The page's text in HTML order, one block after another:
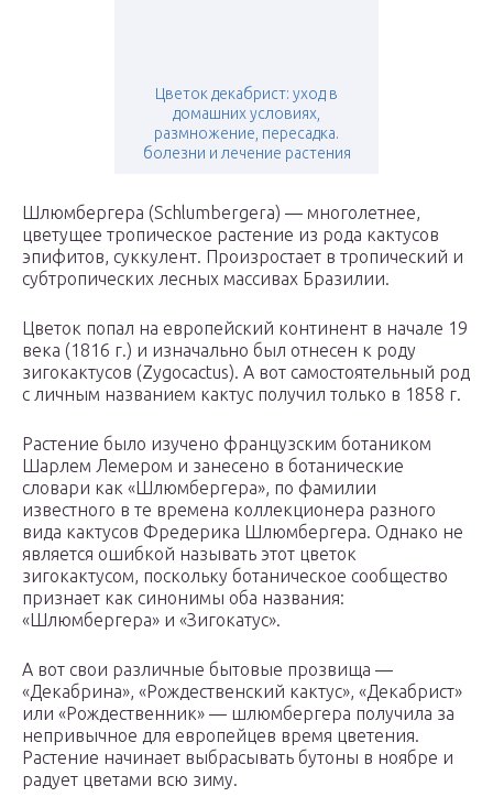
Цветок декабрист: уход в
домашних условиях,
размножение, пересадка.
болезни и лечение растения
Шлюмбергера (Schlumbergera) — многолетнее,
цветущее тропическое растение из рода кактусов
эпифитов, суккулент. Произростает в тропический и
субтропических лесных массивах Бразилии.
Цветок попал на европейский континент в начале 19
века (1816 г.) и изначально был отнесен к роду
зигокактусов (Zygocactus). А вот самостоятельный род
с личным названием кактус получил только в 1858 г.
Растение было изучено французским ботаником
Шарлем Лемером и занесено в ботанические
словари как «Шлюмбергера», по фамилии
известного в те времена коллекционера разного
вида кактусов Фредерика Шлюмбергера. Однако не
является ошибкой называть этот цветок
зигокактусом, поскольку ботаническое сообщество
признает как синонимы оба названия:
«Шлюмбергера» и «Зигокатус».
А вот свои различные бытовые прозвища —
«Декабрина», «Рождественский кактус», «Декабрист»
или «Рождественник» — шлюмбергера получила за
непривычное для европейцев время цветения.
Растение начинает выбрасывать бутоны в ноябре и
радует цветами всю зиму.